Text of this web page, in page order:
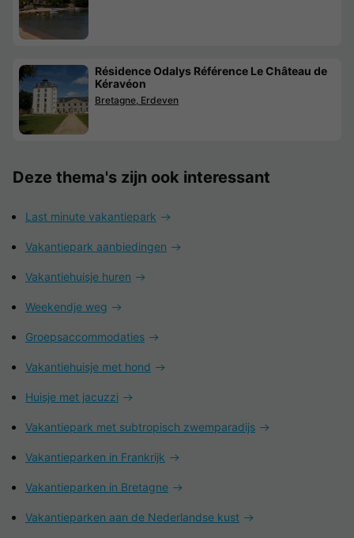
Résidence Odalys Référence Le Château de
Kéravéon
Bretagne, Erdeven
Deze thema's zijn ook interessant
Last minute vakantiepark
Vakantiepark aanbiedingen
Vakantiehuisje huren
Weekendje weg
Groepsaccommodaties
Vakantiehuisje met hond
Huisje met jacuzzi
Vakantiepark met subtropisch zwemparadijs
Vakantieparken in Frankrijk
Vakantieparken in Bretagne
Vakantieparken aan de Nederlandse kust